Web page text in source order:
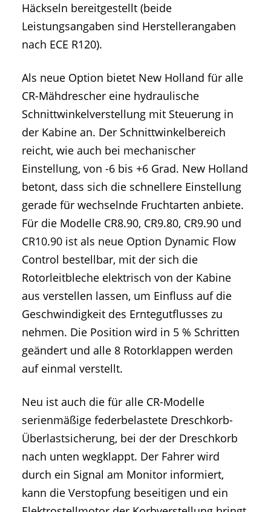
Häckseln bereitgestellt (beide
Leistungsangaben sind Herstellerangaben
nach ECE R120).
Als neue Option bietet New Holland für alle
CR-Mähdrescher eine hydraulische
Schnittwinkelverstellung mit Steuerung in
der Kabine an. Der Schnittwinkelbereich
reicht, wie auch bei mechanischer
Einstellung, von -6 bis +6 Grad. New Holland
betont, dass sich die schnellere Einstellung
gerade für wechselnde Fruchtarten anbiete.
Für die Modelle CR8.90, CR9.80, CR9.90 und
CR10.90 ist als neue Option Dynamic Flow
Control bestellbar, mit der sich die
Rotorleitbleche elektrisch von der Kabine
aus verstellen lassen, um Einfluss auf die
Geschwindigkeit des Erntegutflusses zu
nehmen. Die Position wird in 5 % Schritten
geändert und alle 8 Rotorklappen werden
auf einmal verstellt.
Neu ist auch die für alle CR-Modelle
serienmäßige federbelastete Dreschkorb-
Überlastsicherung, bei der der Dreschkorb
nach unten wegklappt. Der Fahrer wird
durch ein Signal am Monitor informiert,
kann die Verstopfung beseitigen und ein